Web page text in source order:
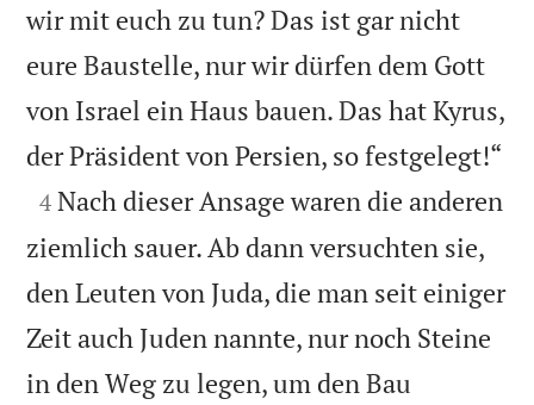
wir mit euch zu tun? Das ist gar nicht
eure Baustelle, nur wir dürfen dem Gott
von Israel ein Haus bauen. Das hat Kyrus,
der Präsident von Persien, so festgelegt!“

4 Nach dieser Ansage waren die anderen
ziemlich sauer. Ab dann versuchten sie,
den Leuten von Juda, die man seit einiger
Zeit auch Juden nannte, nur noch Steine
in den Weg zu legen, um den Bau